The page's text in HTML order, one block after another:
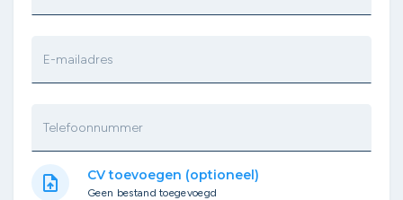
E-mailadres
Telefoonnummer
upload_file CV toevoegen (optioneel)
Geen bestand toegevoegd